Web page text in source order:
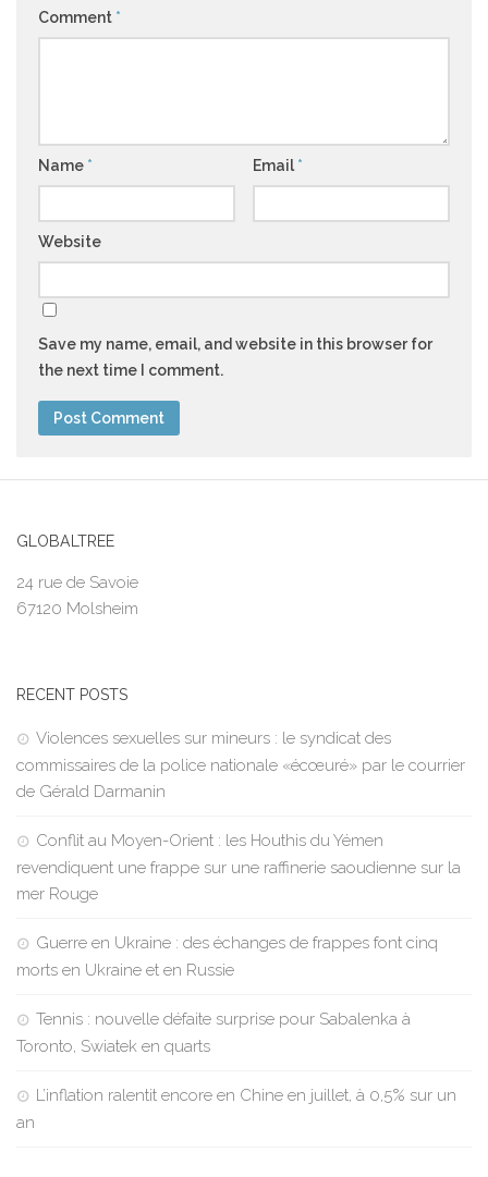
Comment *
Name * Email *
Website
Save my name, email, and website in this browser for
the next time I comment.
GLOBALTREE
24 rue de Savoie
67120 Molsheim
RECENT POSTS
Violences sexuelles sur mineurs : le syndicat des
commissaires de la police nationale «écœuré» par le courrier
de Gérald Darmanin
Conflit au Moyen-Orient : les Houthis du Yémen
revendiquent une frappe sur une raffinerie saoudienne sur la
mer Rouge
Guerre en Ukraine : des échanges de frappes font cinq
morts en Ukraine et en Russie
Tennis : nouvelle défaite surprise pour Sabalenka à
Toronto, Swiatek en quarts
L’inflation ralentit encore en Chine en juillet, à 0,5% sur un
an